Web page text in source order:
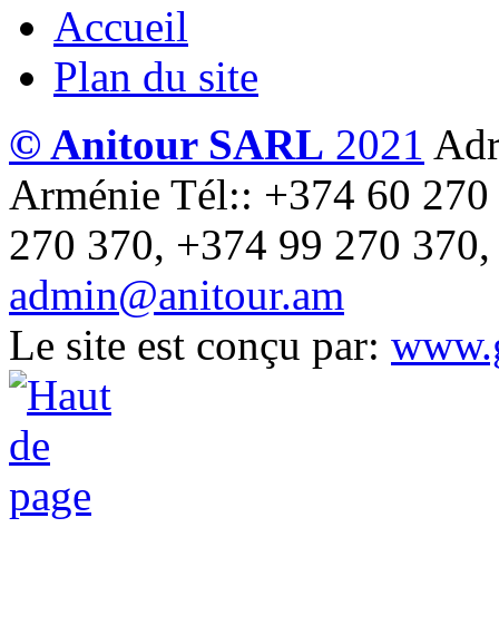
Accueil
Plan du site
© Anitour SARL 2021
Arménie Tél:: +374 60
270 370, +374 99 270
admin@anitour.am
Le site est conçu par: